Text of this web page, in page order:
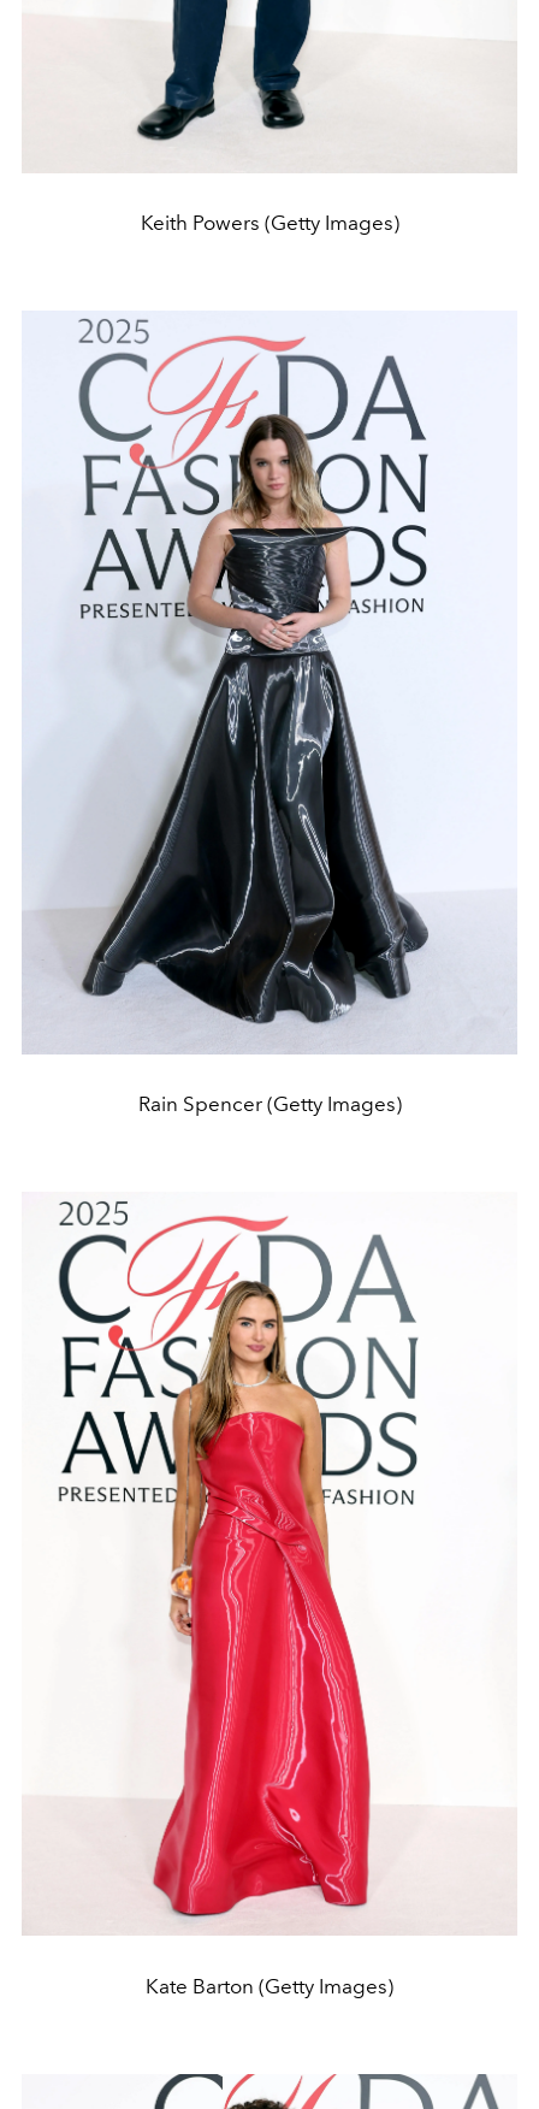
Keith Powers (Getty Images)
Rain Spencer (Getty Images)
Kate Barton (Getty Images)